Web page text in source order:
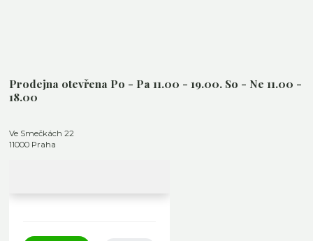
Prodejna otevřena Po - Pa 11.00 - 19.00. So - Ne 11.00 -
18.00
Ve Smečkách 22
11000 Praha